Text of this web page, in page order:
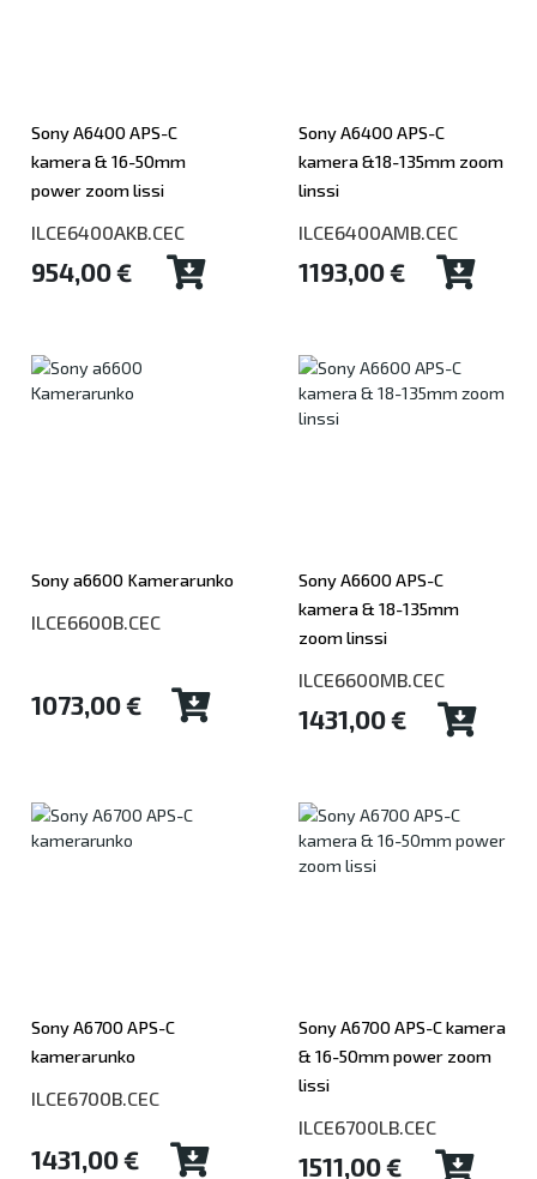
Sony A6400 APS-C
kamera & 16-50mm
power zoom lissi
ILCE6400AKB.CEC
954,00 €
Sony A6400 APS-C
kamera &18-135mm zoom
linssi
ILCE6400AMB.CEC
1193,00 €
Sony a6600 Kamerarunko
ILCE6600B.CEC
1073,00 €
Sony A6600 APS-C
kamera & 18-135mm
zoom linssi
ILCE6600MB.CEC
1431,00 €
Sony A6700 APS-C
kamerarunko
ILCE6700B.CEC
1431,00 €
Sony A6700 APS-C kamera
& 16-50mm power zoom
lissi
ILCE6700LB.CEC
1511,00 €